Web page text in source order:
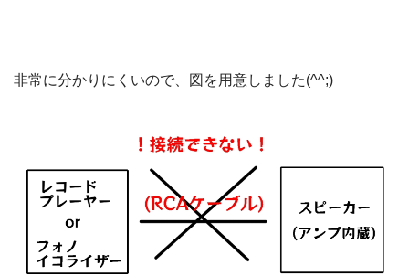
非常に分かりにくいので、図を用意しました(^^;)